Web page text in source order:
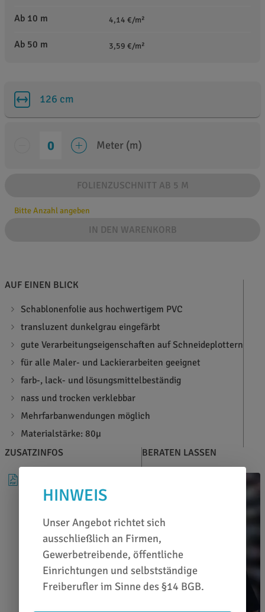
Ab 10 m 4,14 €/m²
Ab 50 m 3,59 €/m²
126 cm
Meter (m)
FOLIENZUSCHNITT AB 5 M
Bitte Anzahl angeben
IN DEN WARENKORB
AUF EINEN BLICK
Schablonenfolie aus hochwertigem PVC
transluzent dunkelgrau eingefärbt
gute Verarbeitungseigenschaften auf Schneideplottern
für alle Maler- und Lackierarbeiten geeignet
farb-, lack- und lösungsmittelbeständig
nass und trocken verklebbar
Mehrfarbanwendungen möglich
Materialstärke: 80µ
ZUSATZINFOS
BERATEN LASSEN
HINWEIS
Unser Angebot richtet sich
ausschließlich an Firmen,
Gewerbetreibende, öffentliche
Einrichtungen und selbstständige
Freiberufler im Sinne des §14 BGB.